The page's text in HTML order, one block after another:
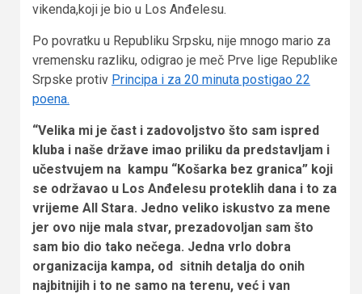
vikenda,koji je bio u Los Anđelesu.
Po povratku u Republiku Srpsku, nije mnogo mario za
vremensku razliku, odigrao je meč Prve lige Republike
Srpske protiv Principa i za 20 minuta postigao 22
poena.
“Velika mi je čast i zadovoljstvo što sam ispred
kluba i naše države imao priliku da predstavljam i
učestvujem na kampu “Košarka bez granica” koji
se održavao u Los Anđelesu proteklih dana i to za
vrijeme All Stara. Jedno veliko iskustvo za mene
jer ovo nije mala stvar, prezadovoljan sam što
sam bio dio tako nečega. Jedna vrlo dobra
organizacija kampa, od sitnih detalja do onih
najbitnijih i to ne samo na terenu, već i van